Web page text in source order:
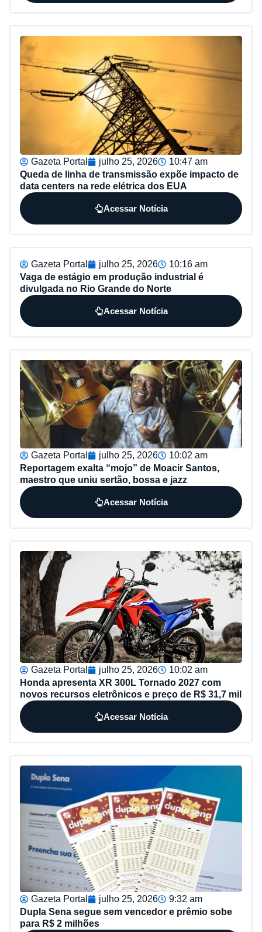
Gazeta Portal julho 25, 2026
10:47 am
Queda de linha de transmissão expõe impacto de
data centers na rede elétrica dos EUA
Acessar Notícia
Gazeta Portal julho 25, 2026
10:16 am
Vaga de estágio em produção industrial é
divulgada no Rio Grande do Norte
Acessar Notícia
Gazeta Portal julho 25, 2026
10:02 am
Reportagem exalta “mojo” de Moacir Santos,
maestro que uniu sertão, bossa e jazz
Acessar Notícia
Gazeta Portal julho 25, 2026
10:02 am
Honda apresenta XR 300L Tornado 2027 com
novos recursos eletrônicos e preço de R$ 31,7 mil
Acessar Notícia
Gazeta Portal julho 25, 2026
9:32 am
Dupla Sena segue sem vencedor e prêmio sobe
para R$ 2 milhões